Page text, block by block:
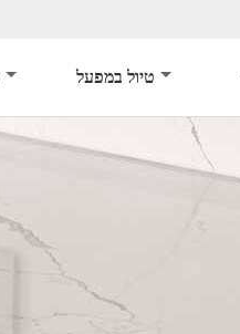
טיול במפעל